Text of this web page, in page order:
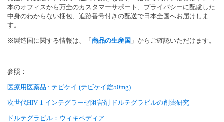
本のオフィスから万全のカスタマーサポート、 プライバシーに配慮した
中身のわからない梱包、 追跡番号付きの配送で日本全国へお届けしま
す。
※製造国に関する情報は、「商品の生産国 」 からご確認いただけます。
参照：
医療用医薬品 : テビケイ (テビケイ錠50mg)
次世代HIV‑1 インテグラーゼ阻害剤 ドルテグラビルの創薬研究
ドルテグラビル：ウィキペディア